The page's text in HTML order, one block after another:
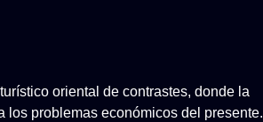
oriental de contrastes, donde la
los problemas económicos del presente.